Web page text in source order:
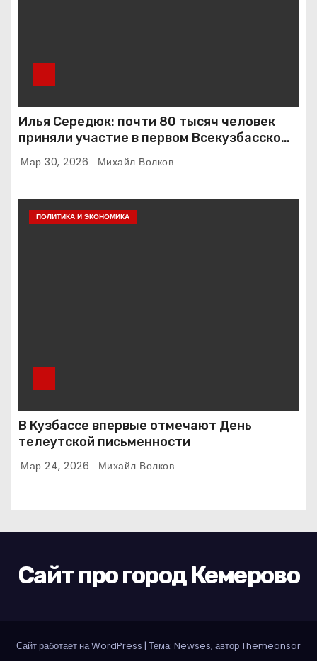
Илья Середюк: почти 80 тысяч человек
приняли участие в первом Всекузбасском
субботнике
Мар 30, 2026 Михайл Волков
ПОЛИТИКА И ЭКОНОМИКА
В Кузбассе впервые отмечают День
телеутской письменности
Мар 24, 2026 Михайл Волков
Сайт про город Кемерово
Сайт работает на WordPress | Тема: Newses, авторThemeansar